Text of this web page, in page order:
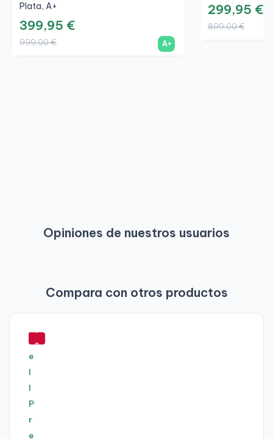
Plata, A+
399,95 €
999,00 € A+
299,95 €
899,00 €
Opiniones de nuestros usuarios
Compara con otros productos
-
0